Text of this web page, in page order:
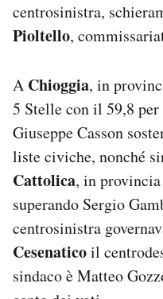
centrosinistra,
Pioltello,
A Chioggia, in
5 Stelle con il 59,8
Giuseppe Casson
liste civiche, nonché
Cattolica, in
superando Sergio
centrosinistra
Cesenaticoil
sindaco è Matteo